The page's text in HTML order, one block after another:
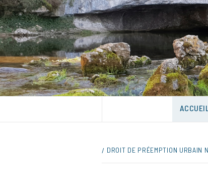
Skip
to
content
UNE VILLE DANS UN
DROIT DE PRÉEMPTION URBAIN